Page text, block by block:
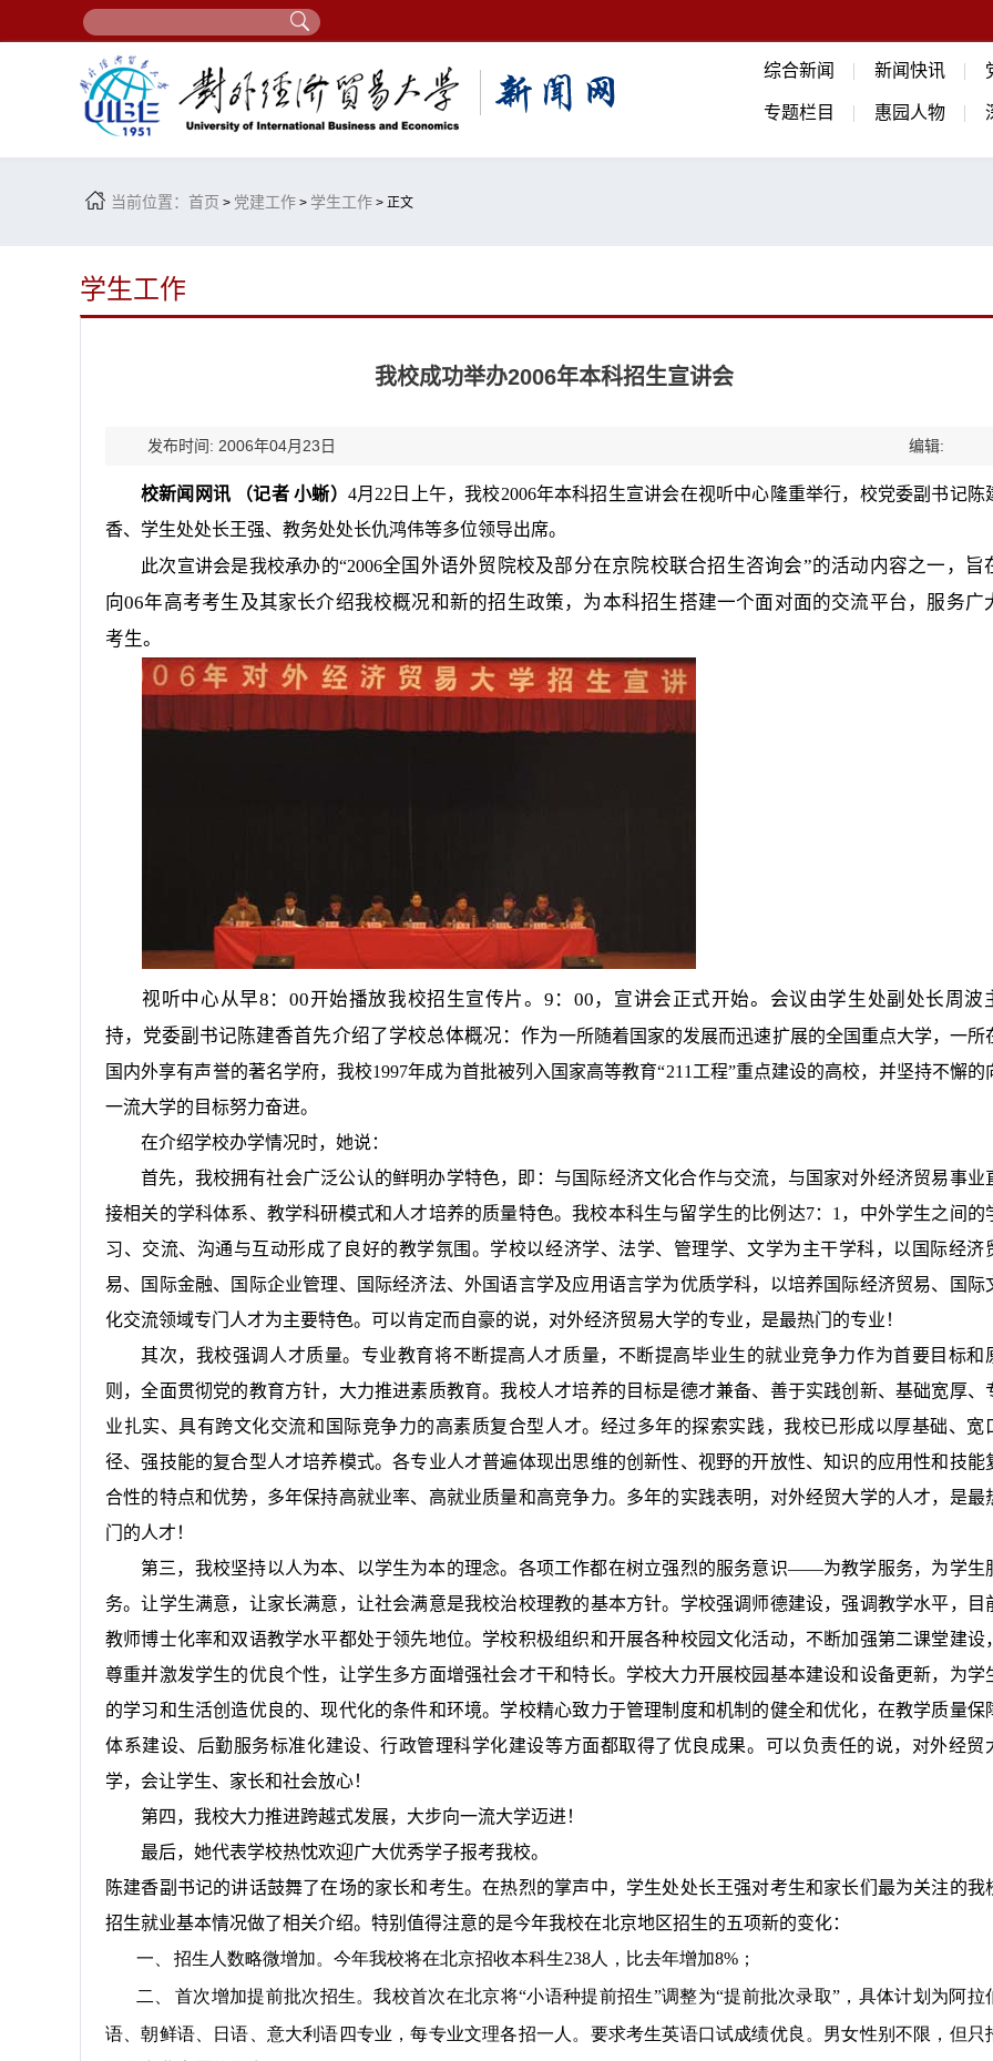
综合新闻 新闻快讯
专题栏目 惠园人物
当前位置： 首页 > 党建工作 > 学生工作 > 正文
学生工作
我校成功举办2006年本科招生宣讲会
发布时间: 2006年04月23日 编辑:
校新闻网讯 （记者 小蜥） 4月 22 日上午，我校2006年本科招生宣讲会在视听中心隆重举行，校党委副书记陈
香、学生处处长王强、教务处处长仇鸿伟等多位领导出席。
此次宣讲会是我校承办的“2006全国外语外贸院校及部分在京院校联合招生咨询会”的活动内容之一，旨
向06年高考考生及其家长介绍我校概况和新的招生政策，为本科招生搭建一个面对面的交流平台，服务广
考生。
视听中心从早8 ：00开始播放我校招生宣传片。 9 ： 00 ，宣讲会正式开始。会议由学生处副处长周波
持，党委副书记陈建香首先介绍了学校总体概况：作为一所随着国家的发展而迅速扩展的全国重点大学，一所
国内外享有声誉的著名学府，我校1997年成为首批被列入国家高等教育“211 工程”重点建设的高校，并坚持不懈的
一流大学的目标努力奋进。
在介绍学校办学情况时，她说：
首先，我校拥有社会广泛公认的鲜明办学特色，即：与国际经济文化合作与交流，与国家对外经济贸易事业
接相关的学科体系、教学科研模式和人才培养的质量特色。我校本科生与留学生的比例达7： 1 ，中外学生之间的
习、交流、沟通与互动形成了良好的教学氛围。学校以经济学、法学、管理学、文学为主干学科，以国际经济
易、国际金融、国际企业管理、国际经济法、外国语言学及应用语言学为优质学科，以培养国际经济贸易、国际
化交流领域专门人才为主要特色。可以肯定而自豪的说，对外经济贸易大学的专业，是最热门的专业！
其次，我校强调人才质量。专业教育将不断提高人才质量，不断提高毕业生的就业竞争力作为首要目标和
则，全面贯彻党的教育方针，大力推进素质教育。我校人才培养的目标是德才兼备、善于实践创新、基础宽厚、
业扎实、具有跨文化交流和国际竞争力的高素质复合型人才。经过多年的探索实践，我校已形成以厚基础、宽
径、强技能的复合型人才培养模式。各专业人才普遍体现出思维的创新性、视野的开放性、知识的应用性和技能
合性的特点和优势，多年保持高就业率、高就业质量和高竞争力。多年的实践表明，对外经贸大学的人才，是最
门的人才！
第三，我校坚持以人为本、以学生为本的理念。各项工作都在树立强烈的服务意识——为教学服务，为学生
务。让学生满意，让家长满意，让社会满意是我校治校理教的基本方针。学校强调师德建设，强调教学水平，目
教师博士化率和双语教学水平都处于领先地位。学校积极组织和开展各种校园文化活动，不断加强第二课堂建设，
尊重并激发学生的优良个性，让学生多方面增强社会才干和特长。学校大力开展校园基本建设和设备更新，为学
的学习和生活创造优良的、现代化的条件和环境。学校精心致力于管理制度和机制的健全和优化，在教学质量保
体系建设、后勤服务标准化建设、行政管理科学化建设等方面都取得了优良成果。可以负责任的说，对外经贸
学，会让学生、家长和社会放心！
第四，我校大力推进跨越式发展，大步向一流大学迈进！
最后，她代表学校热忱欢迎广大优秀学子报考我校。
陈建香副书记的讲话鼓舞了在场的家长和考生。在热烈的掌声中，学生处处长王强对考生和家长们最为关注的我
招生就业基本情况做了相关介绍。特别值得注意的是今年我校在北京地区招生的五项新的变化：
一、
招生人数略微增加。今年我校将在北京招收本科生238人，比去年增加8% ；
二、
首次增加提前批次招生。我校首次在北京将“小语种提前招生”调整为“提前批次录取”，具体计划为阿拉
语、朝鲜语、日语、意大利语四专业，每专业文理各招一人。要求考生英语口试成绩优良。男女性别不限，但只